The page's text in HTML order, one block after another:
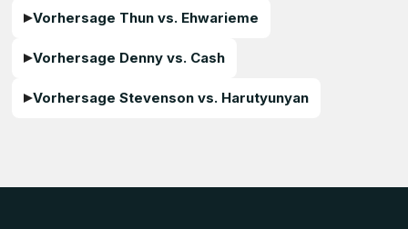
Vorhersage Thun vs. Ehwarieme
Vorhersage Denny vs. Cash
Vorhersage Stevenson vs. Harutyunyan